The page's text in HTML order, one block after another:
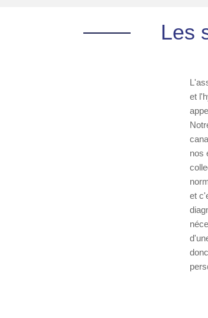
Les
et
nos
et